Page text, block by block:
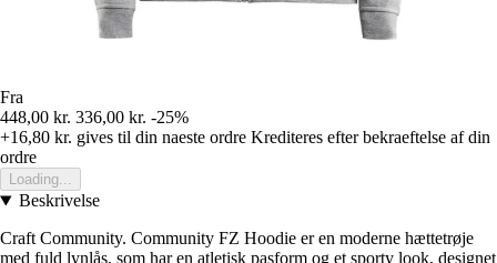
Fra
448,00 kr. 336,00 kr. -25%
+16,80 kr. gives til din naeste ordre Krediteres efter bekraeftelse af din
ordre
Loading...
Beskrivelse
Craft Community. Community FZ Hoodie er en moderne hættetrøje
med fuld lynlås, som har en atletisk pasform og et sporty look, designet